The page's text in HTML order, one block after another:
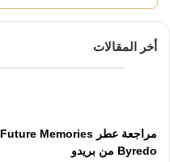
أخر المقالات
مراجعة عطر Future Memories
Byredo من بريدو